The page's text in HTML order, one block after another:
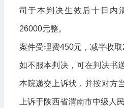
司于本判决生效后十日内
26000元整。
案件受理费450元，减半收取
如不服本判决，可在判决书
本院递交上诉状，并按对方
上诉于陕西省渭南市中级人民